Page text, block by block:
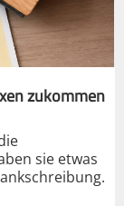
zukommen
sie etwas